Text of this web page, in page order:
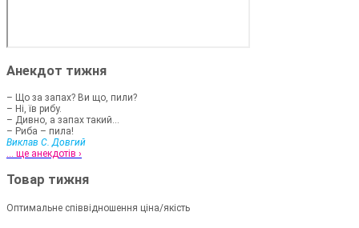
Анекдот тижня
– Що за запах? Ви що, пили?
– Ні, їв рибу.
– Дивно, а запах такий...
– Риба – пила!
Виклав С. Довгий
... ще анекдотів ›
Товар тижня
Оптимальне співвідношення ціна/якість